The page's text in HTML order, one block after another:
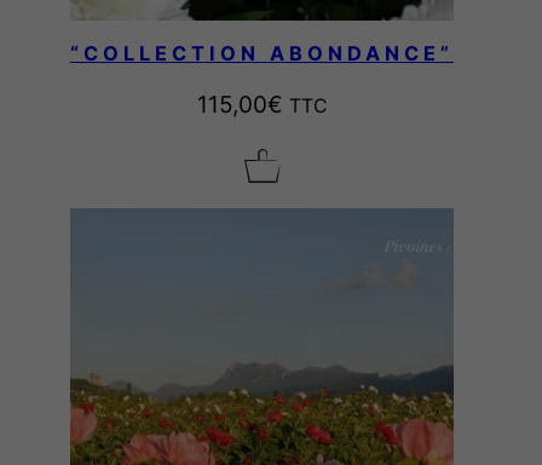
s
"
“COLLECTION ABONDANCE”
115,00€ TTC